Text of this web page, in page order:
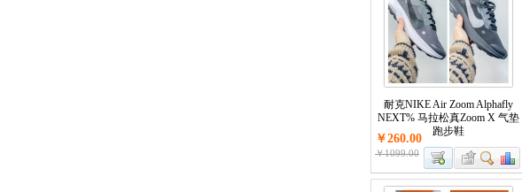
耐克NIKE Air Zoom Alphafly
NEXT% 马拉松真Zoom X 气垫
跑步鞋
￥260.00
￥1099.00